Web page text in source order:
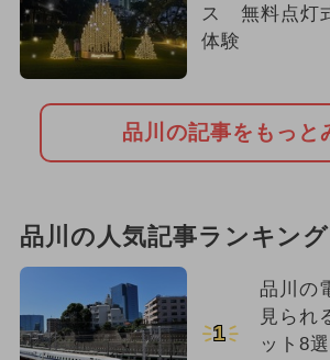
ス 無料点灯
体験
品川の記事をもっと
品川の人気記事ランキング
1
品川の
見られ
ット8